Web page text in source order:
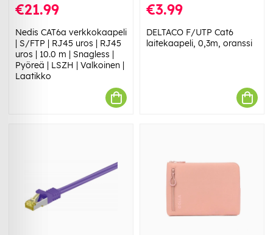
€21.99
Nedis CAT6a verkkokaapeli
| S/FTP | RJ45 uros | RJ45
uros | 10.0 m | Snagless |
Pyöreä | LSZH | Valkoinen |
Laatikko
€3.99
DELTACO F/UTP Cat6
laitekaapeli, 0,3m, oranssi